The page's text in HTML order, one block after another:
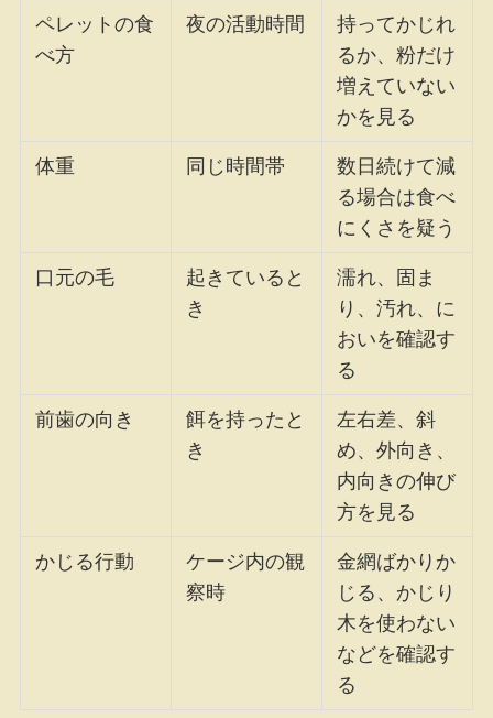
ペレットの食
べ方
夜の活動時間
持ってかじれ
るか、粉だけ
増えていない
かを見る
体重 同じ時間帯
数日続けて減
る場合は食べ
にくさを疑う
口元の毛
起きていると
き
濡れ、固ま
り、汚れ、に
おいを確認す
る
前歯の向き
餌を持ったと
き
左右差、斜
め、外向き、
内向きの伸び
方を見る
かじる行動
ケージ内の観
察時
金網ばかりか
じる、かじり
木を使わない
などを確認す
る